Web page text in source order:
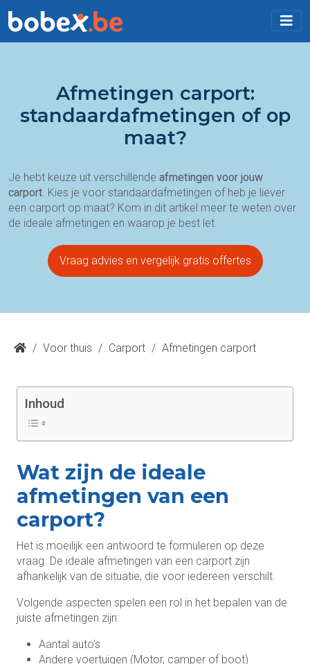
Afmetingen carport:
standaardafmetingen of op
maat?
Je hebt keuze uit verschillende afmetingen voor jouw
carport . Kies je voor standaardafmetingen of heb je liever
een carport op maat? Kom in dit artikel meer te weten over
de ideale afmetingen en waarop je best let.
Vraag advies en vergelijk gratis offertes
/ Voor thuis / Carport / Afmetingen carport
Inhoud
Wat zijn de ideale
afmetingen van een
carport?
Het is moeilijk een antwoord te formuleren op deze
vraag. De ideale afmetingen van een carport zijn
afhankelijk van de situatie, die voor iedereen verschilt.
Volgende aspecten spelen een rol in het bepalen van de
juiste afmetingen zijn:
Aantal auto’s
Andere voertuigen (Motor, camper of boot)